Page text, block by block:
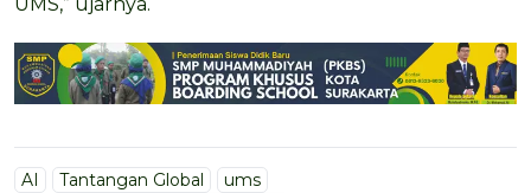
AI Tantangan Global ums